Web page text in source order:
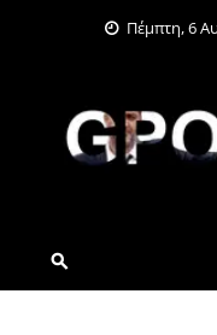
Πέμπτη, 6
G-